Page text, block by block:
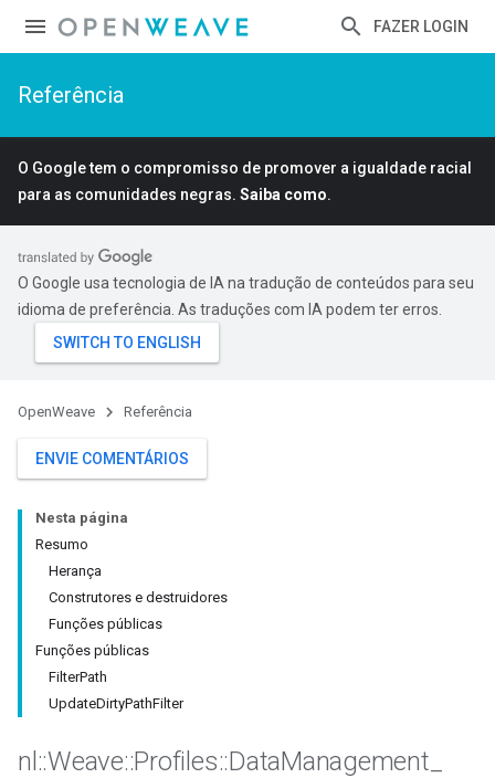
FAZER LOGIN
Referência
O Google tem o compromisso de promover a igualdade racial
para as comunidades negras. Saiba como.
O Google usa tecnologia de IA na tradução de conteúdos para seu
idioma de preferência. As traduções com IA podem ter erros.
OpenWeave Referência
ENVIE COMENTÁRIOS
Nesta página
Resumo
Herança
Construtores e destruidores
Funções públicas
Funções públicas
FilterPath
UpdateDirtyPathFilter
nl ::Weave::Profiles::DataManagement